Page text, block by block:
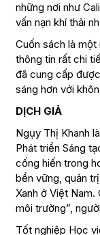
những nơi như
vấn nạn khí thải
Cuốn sách là
thông tin rất chi
đã cung cấp
sáng hơn với
DỊCH GIẢ
Ngụy Thị Khanh
Phát triển Sáng
cống hiến trong
bền vững, quản
Xanh ở Việt Nam.
môi trường”,
Tốt nghiệp Học